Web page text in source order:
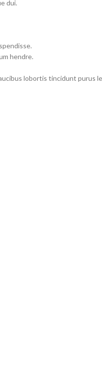
dui.
hendre.
lobortis tincidunt